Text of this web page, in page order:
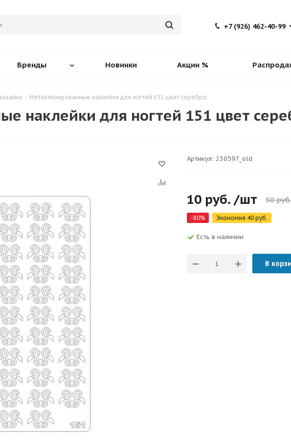
+7 (926) 462-40-99
Бренды Новинки Акции %
- Металлизированные наклейки для ногтей 151 цвет серебро
наклейки для ногтей 151 цвет
Артикул: 230597_old
10 руб. /шт 50руб.
-80% Экономия 40 руб.
Есть в наличии
В